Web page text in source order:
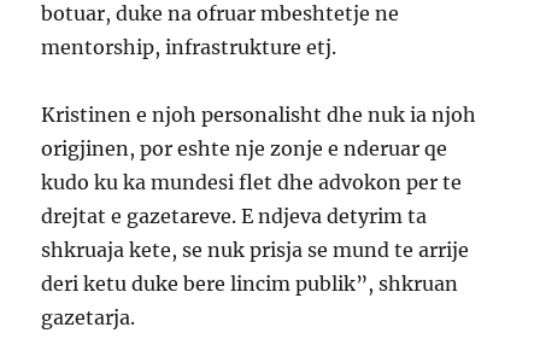
botuar, duke na ofruar mbeshtetje ne
mentorship, infrastrukture etj.
Kristinen e njoh personalisht dhe nuk ia njoh
origjinen, por eshte nje zonje e nderuar qe
kudo ku ka mundesi flet dhe advokon per te
drejtat e gazetareve. E ndjeva detyrim ta
shkruaja kete, se nuk prisja se mund te arrije
deri ketu duke bere lincim publik”, shkruan
gazetarja.